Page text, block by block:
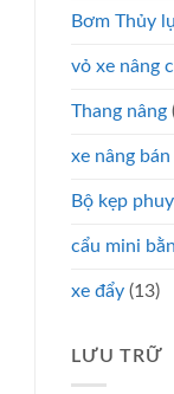
Bơm Thủy
vỏ xe nâng
Thang nâng
xe nâng
Bộ kẹp phuy
cẩu mini
xe đẩy (13)
LƯU TRỮ